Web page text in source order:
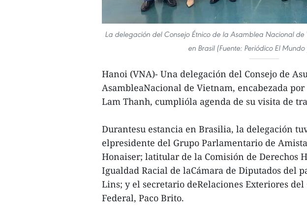
La delegación del Consejo Étnico de la Asamblea Nacional
en Brasil (Fuente: Periódico El
Hanoi (VNA)- Una delegación del Consejo de
AsambleaNacional de Vietnam, encabezada
Lam Thanh, cumplióla agenda de su visita de
Durantesu estancia en Brasilia, la delegación
elpresidente del Grupo Parlamentario de
Honaiser; latitular de la Comisión de Derechos
Igualdad Racial de laCámara de Diputados del
Lins; y el secretario deRelaciones Exteriores
Federal, Paco Brito.